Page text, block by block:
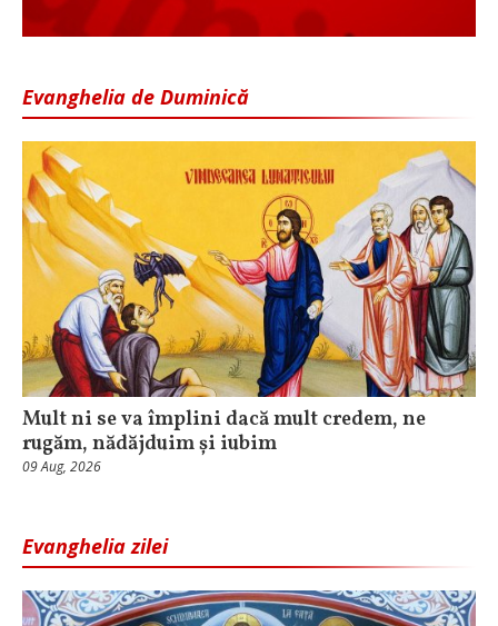
Evanghelia de Duminică
Mult ni se va împlini dacă mult credem, ne
rugăm, nădăjduim și iubim
09 Aug, 2026
Evanghelia zilei